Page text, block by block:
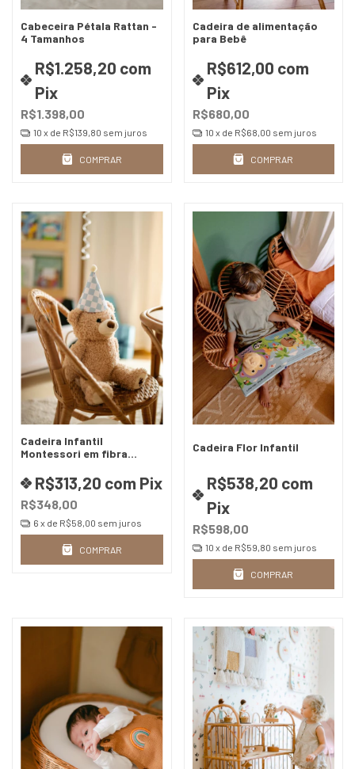
Cabeceira Pétala Rattan -
4 Tamanhos
R$1.398,00
R$1.258,20 com
Pix
10 x de R$139,80 sem juros
COMPRAR
Cadeira de alimentação
para Bebê
R$680,00
R$612,00 com
Pix
10 x de R$68,00 sem juros
COMPRAR
Cadeira Infantil
Montessori em fibra
R$348,00
R$313,20 com Pix
6 x de R$58,00 sem juros
COMPRAR
Cadeira Flor Infantil
R$598,00
R$538,20 com
Pix
10 x de R$59,80 sem juros
COMPRAR